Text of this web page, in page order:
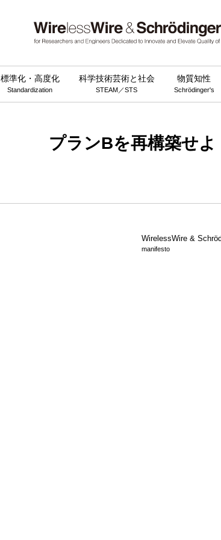
標準化・高度化
Standardization
科学技術芸術と社会
STEAM／STS
物質知性
Schrödinger's
プランBを再構築せよ
WirelessWire &
manifesto